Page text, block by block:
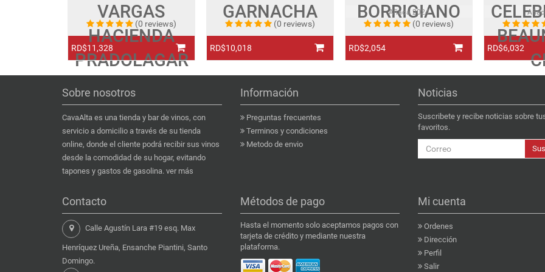
VARGAS
HACIENDA
PRADOLAGAR
(0 reviews)
RD$11,328
GARNACHA
(0 reviews)
RD$10,018
BORRIGIANO
Añada 2024
(0 reviews)
RD$2,054 RD$6,032
Sobre nosotros
CavaAlta es una tienda y bar de vinos, con
servicio a domicilio a través de su tienda
online, donde el cliente podrá recibir sus vinos
desde la comodidad de su hogar, evitando
tapones y gastos de gasolina. ver más
Información
Preguntas frecuentes
Terminos y condiciones
Metodo de envio
Noticias
Suscribete y recibe noticias sobre
favoritos.
Contacto
Calle Agustín Lara #19 esq. Max
Henríquez Ureña, Ensanche Piantini, Santo
Domingo.
Métodos de pago
Hasta el momento solo aceptamos pagos con
tarjeta de crédito y mediante nuestra
plataforma.
Mi cuenta
Ordenes
Dirección
Perfil
Salir